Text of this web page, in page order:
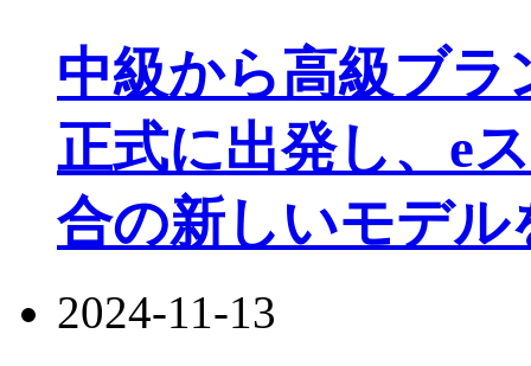
中級から高級ブラ
正式に出発し、e
合の新しいモデル
2024-11-13